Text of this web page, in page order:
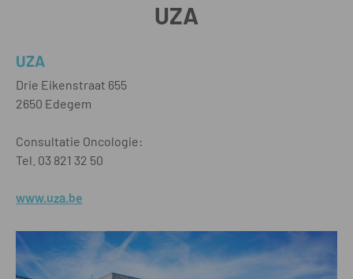
UZA
UZA
Drie Eikenstraat 655
2650 Edegem
Consultatie Oncologie:
Tel. 03 821 32 50
www.uza.be